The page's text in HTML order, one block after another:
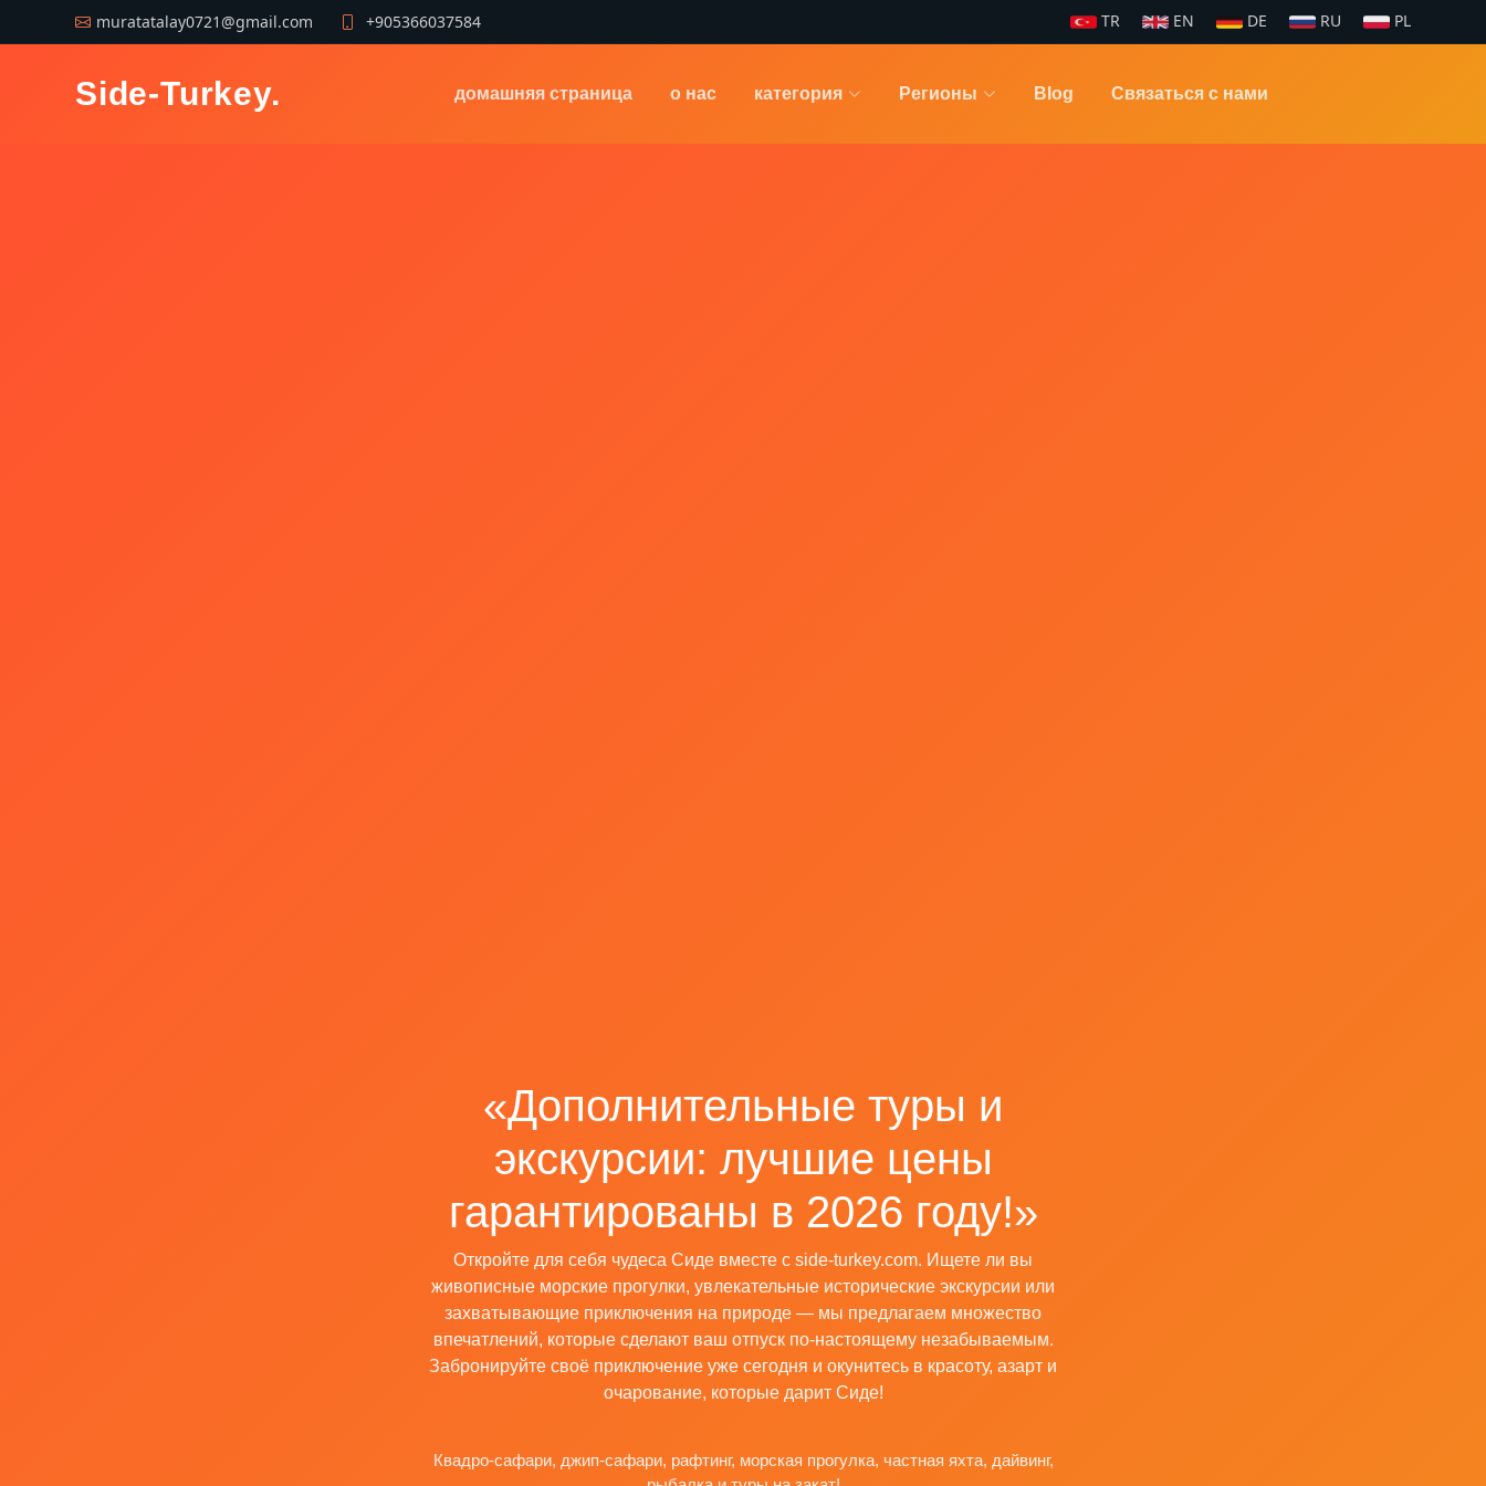
muratatalay0721@gmail.com +905366037584 TR EN DE RU PL
Side-Turkey. домашняя страница о нас категория Регионы Blog Связаться с нами
«Дополнительные туры и
экскурсии: лучшие цены
гарантированы в 2026 году!»
Откройте для себя чудеса Сиде вместе с side-turkey.com. Ищете ли вы
живописные морские прогулки, увлекательные исторические экскурсии или
захватывающие приключения на природе — мы предлагаем множество
впечатлений, которые сделают ваш отпуск по-настоящему незабываемым.
Забронируйте своё приключение уже сегодня и окунитесь в красоту, азарт и
очарование, которые дарит Сиде!
Квадро-сафари, джип-сафари, рафтинг, морская прогулка, частная яхта, дайвинг,